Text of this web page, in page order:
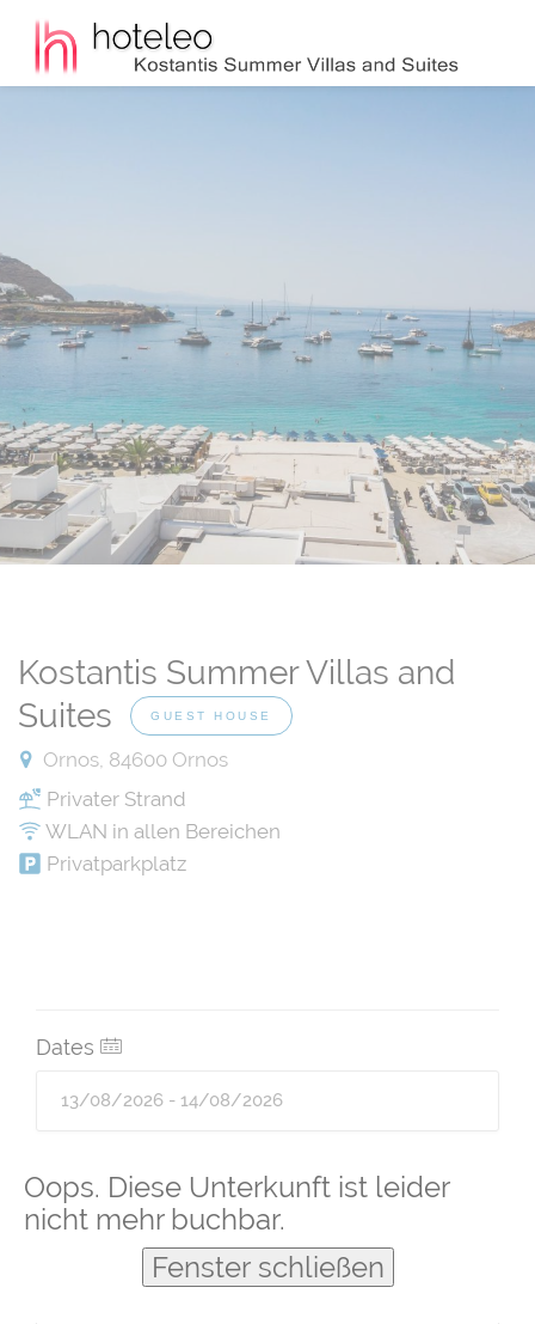
Oops. Diese Unterkunft ist leider
nicht mehr buchbar.
Fenster schließen
Kostantis Summer Villas and
Suites
GUEST HOUSE
Ornos, 84600 Ornos
Privater Strand
WLAN in allen Bereichen
Privatparkplatz
Dates